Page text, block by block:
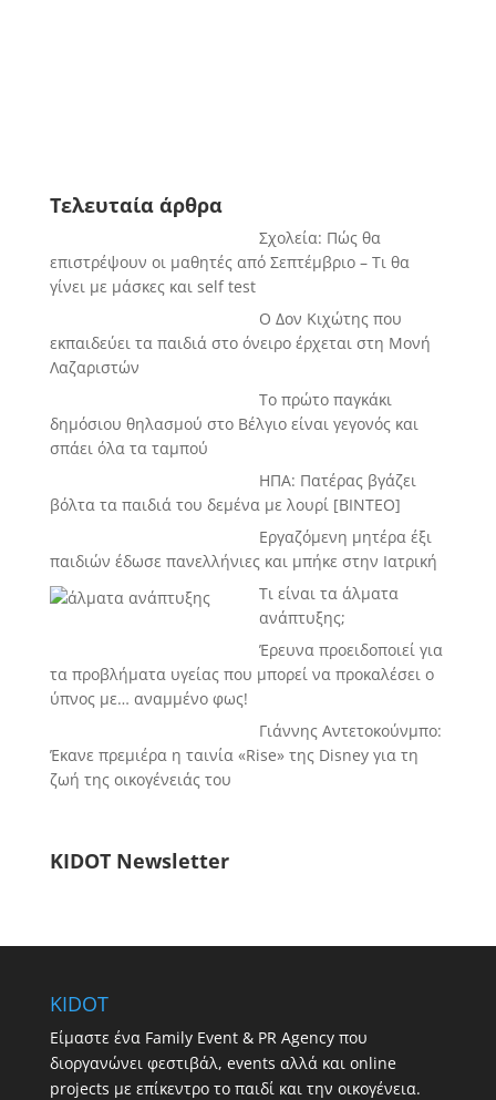
Τελευταία άρθρα
Σχολεία: Πώς θα
επιστρέψουν οι μαθητές από Σεπτέμβριο – Τι θα
γίνει με μάσκες και self test
Ο Δον Κιχώτης που
εκπαιδεύει τα παιδιά στο όνειρο έρχεται στη Μονή
Λαζαριστών
Το πρώτο παγκάκι
δημόσιου θηλασμού στο Βέλγιο είναι γεγονός και
σπάει όλα τα ταμπού
ΗΠΑ: Πατέρας βγάζει
βόλτα τα παιδιά του δεμένα με λουρί [BINTEO]
Εργαζόμενη μητέρα έξι
παιδιών έδωσε πανελλήνιες και μπήκε στην Ιατρική
Τι είναι τα άλματα
ανάπτυξης;
Έρευνα προειδοποιεί για
τα προβλήματα υγείας που μπορεί να προκαλέσει ο
ύπνος με… αναμμένο φως!
Γιάννης Αντετοκούνμπο:
Έκανε πρεμιέρα η ταινία «Rise» της Disney για τη
ζωή της οικογένειάς του
KIDOT Newsletter
KIDOT
Είμαστε ένα Family Event & PR Agency που
διοργανώνει φεστιβάλ, events αλλά και online
projects με επίκεντρο το παιδί και την οικογένεια.